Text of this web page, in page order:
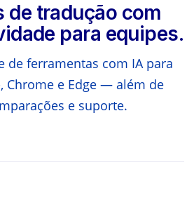
de tradução com
para equipes.
de ferramentas com IA para
Chrome e Edge — além de
e suporte.